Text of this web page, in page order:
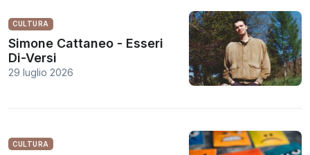
CULTURA
Simone Cattaneo - Esseri
Di-Versi
29 luglio 2026
CULTURA